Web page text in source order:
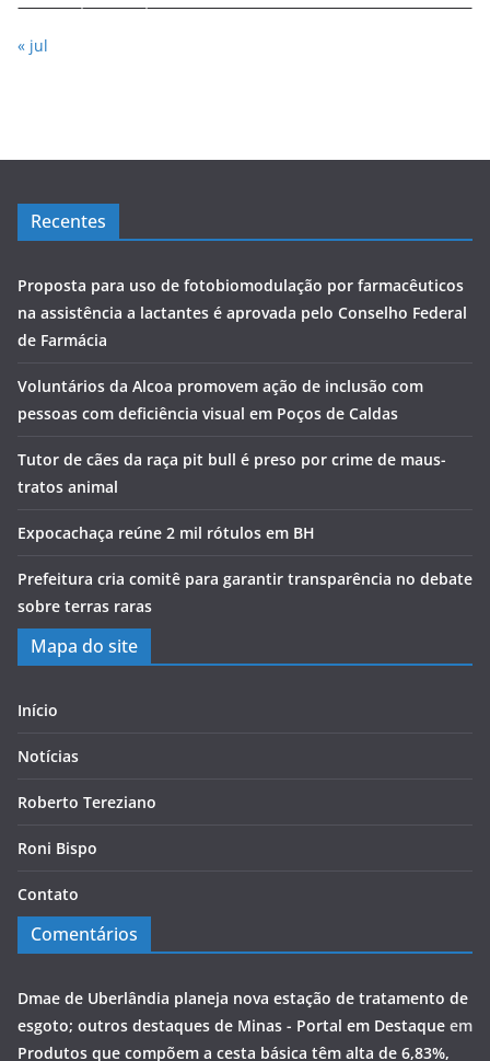
« jul
Recentes
Proposta para uso de fotobiomodulação por farmacêuticos
na assistência a lactantes é aprovada pelo Conselho Federal
de Farmácia
Voluntários da Alcoa promovem ação de inclusão com
pessoas com deficiência visual em Poços de Caldas
Tutor de cães da raça pit bull é preso por crime de maus-
tratos animal
Expocachaça reúne 2 mil rótulos em BH
Prefeitura cria comitê para garantir transparência no debate
sobre terras raras
Mapa do site
Início
Notícias
Roberto Tereziano
Roni Bispo
Contato
Comentários
Dmae de Uberlândia planeja nova estação de tratamento de
esgoto; outros destaques de Minas - Portal em Destaque em
Produtos que compõem a cesta básica têm alta de 6,83%,